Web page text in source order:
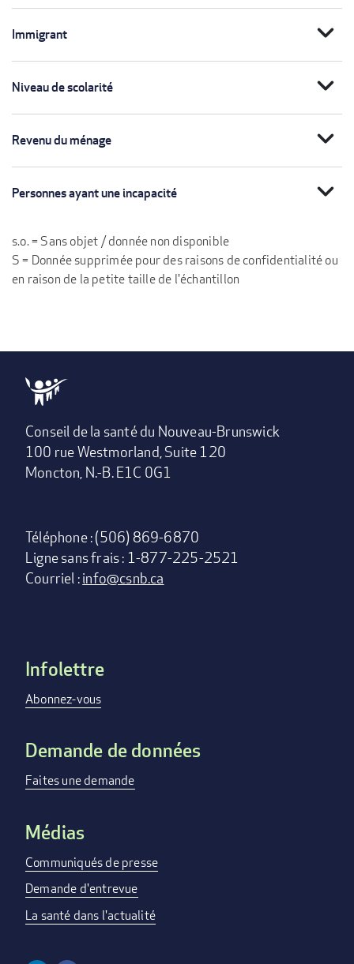
Immigrant expand_more
Niveau de scolarité expand_more
Revenu du ménage expand_more
Personnes ayant une incapacité expand_more
s.o. = Sans objet / donnée non disponible
S = Donnée supprimée pour des raisons de confidentialité ou
en raison de la petite taille de l'échantillon
Conseil de la santé du Nouveau-Brunswick
100 rue Westmorland, Suite 120
Moncton, N.-B. E1C 0G1
Téléphone : (506) 869-6870
Ligne sans frais : 1-877-225-2521
Courriel :info@csnb.ca
Footer
menu
Infolettre
Abonnez-vous
Demande de données
Faites une demande
Médias
Communiqués de presse
Demande d'entrevue
La santé dans l'actualité